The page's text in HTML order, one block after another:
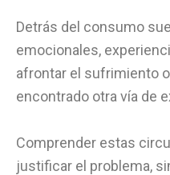
Detrás del consumo
emocionales,
afrontar el sufrimiento
encontrado otra vía de
Comprender estas
justificar el problema,